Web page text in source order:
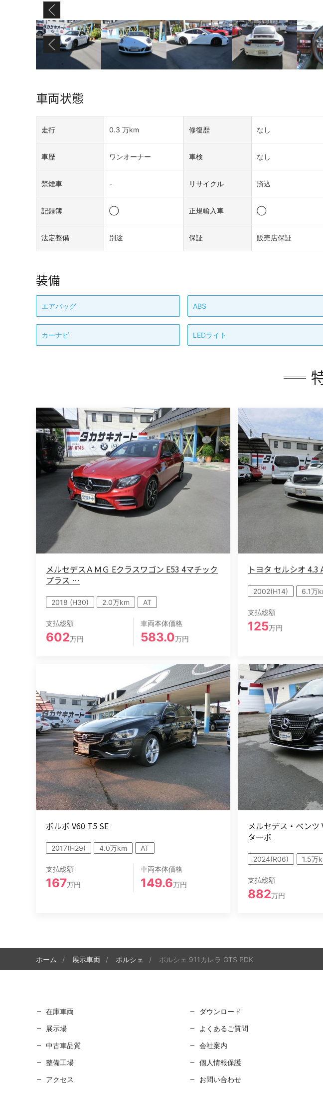
車両状態
走行 0.3 万km 修復歴 なし
車歴 ワンオーナー 車検 なし
禁煙車 - リサイクル 済込
記録簿 ◯ 正規輸入車 ◯
法定整備 別途 保証 販売店保証
装備
エアバッグ ABS
カーナビ LEDライト
メルセデスＡＭＧ Eクラスワゴン E53 4マチック
プラス …
2018 (H30) 2.0万km AT
支払総額
602万円
車両本体価格
583.0万円
トヨタ セルシオ 4.3
2002(H14) 6.1万
支払総額
125万円
ボルボ V60 T5 SE
2017(H29) 4.0万km AT
支払総額
167万円
車両本体価格
149.6万円
メルセデス・ベンツ
ターボ
2024(R06) 1.5万
支払総額
882万円
ホーム 展示車両 ポルシェ ポルシェ 911カレラ GTS PDK
在庫車両
展示場
中古車品質
整備工場
アクセス
ダウンロード
よくあるご質問
会社案内
個人情報保護
お問い合わせ